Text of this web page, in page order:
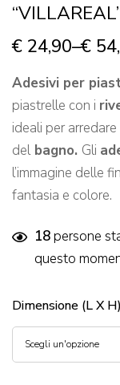
€ 24,90–€
Adesivi per
piastrelle con i
ideali per
delbagno. Gli
l’immagine delle
fantasia e colore.
18persone
questo
Dimensione (L X H)